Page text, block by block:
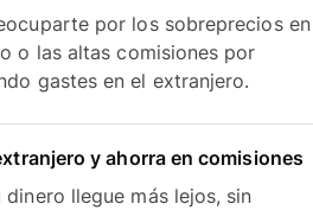
por los sobreprecios en
o las altas comisiones por
gastes en el extranjero.
y ahorra en comisiones
llegue más lejos, sin